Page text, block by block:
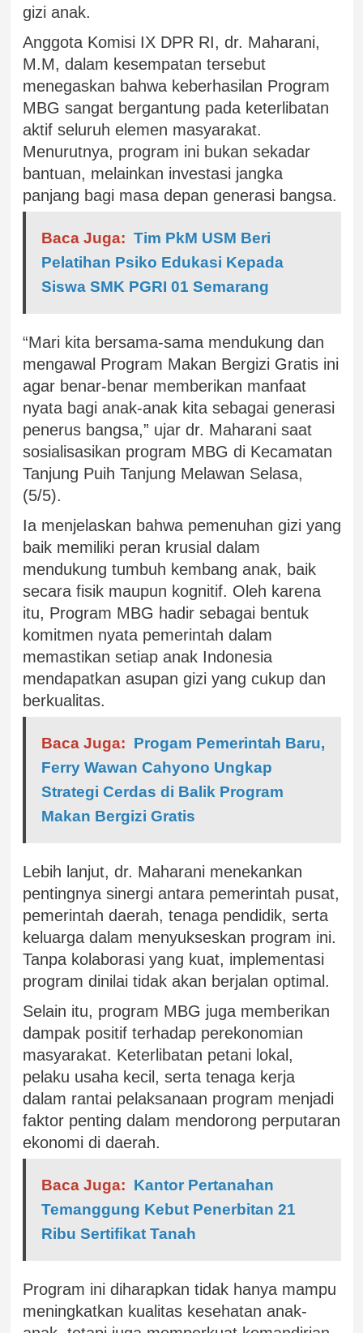
gizi anak.
Anggota Komisi IX DPR RI, dr. Maharani,
M.M, dalam kesempatan tersebut
menegaskan bahwa keberhasilan Program
MBG sangat bergantung pada keterlibatan
aktif seluruh elemen masyarakat.
Menurutnya, program ini bukan sekadar
bantuan, melainkan investasi jangka
panjang bagi masa depan generasi bangsa.
Baca Juga: Tim PkM USM Beri
Pelatihan Psiko Edukasi Kepada
Siswa SMK PGRI 01 Semarang
“Mari kita bersama-sama mendukung dan
mengawal Program Makan Bergizi Gratis ini
agar benar-benar memberikan manfaat
nyata bagi anak-anak kita sebagai generasi
penerus bangsa,” ujar dr. Maharani saat
sosialisasikan program MBG di Kecamatan
Tanjung Puih Tanjung Melawan Selasa,
(5/5).
Ia menjelaskan bahwa pemenuhan gizi yang
baik memiliki peran krusial dalam
mendukung tumbuh kembang anak, baik
secara fisik maupun kognitif. Oleh karena
itu, Program MBG hadir sebagai bentuk
komitmen nyata pemerintah dalam
memastikan setiap anak Indonesia
mendapatkan asupan gizi yang cukup dan
berkualitas.
Baca Juga: Progam Pemerintah Baru,
Ferry Wawan Cahyono Ungkap
Strategi Cerdas di Balik Program
Makan Bergizi Gratis
Lebih lanjut, dr. Maharani menekankan
pentingnya sinergi antara pemerintah pusat,
pemerintah daerah, tenaga pendidik, serta
keluarga dalam menyukseskan program ini.
Tanpa kolaborasi yang kuat, implementasi
program dinilai tidak akan berjalan optimal.
Selain itu, program MBG juga memberikan
dampak positif terhadap perekonomian
masyarakat. Keterlibatan petani lokal,
pelaku usaha kecil, serta tenaga kerja
dalam rantai pelaksanaan program menjadi
faktor penting dalam mendorong perputaran
ekonomi di daerah.
Baca Juga: Kantor Pertanahan
Temanggung Kebut Penerbitan 21
Ribu Sertifikat Tanah
Program ini diharapkan tidak hanya mampu
meningkatkan kualitas kesehatan anak-